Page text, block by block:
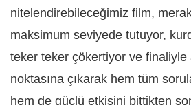
nitelendirebileceğimiz film,
maksimum seviyede tutuyor,
teker teker çökertiyor ve finaliyle
noktasına çıkarak hem tüm
hem de güçlü etkisini bittikten